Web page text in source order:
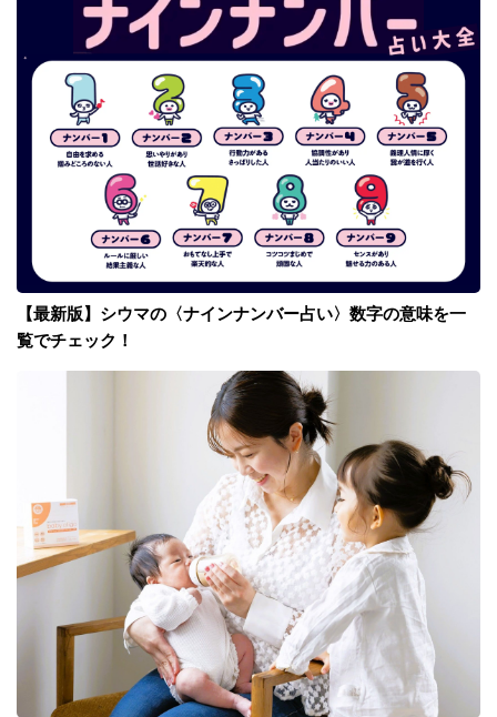
【最新版】シウマの〈ナインナンバー占い〉数字の意味を一
覧でチェック！